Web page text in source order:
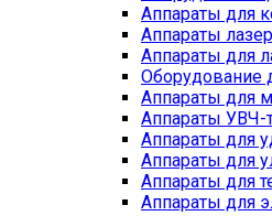
Аппараты для
Аппараты
Аппараты для
Оборудование
Аппараты для
Аппараты УВЧ-
Аппараты для
Аппараты для
Аппараты для
Аппараты для